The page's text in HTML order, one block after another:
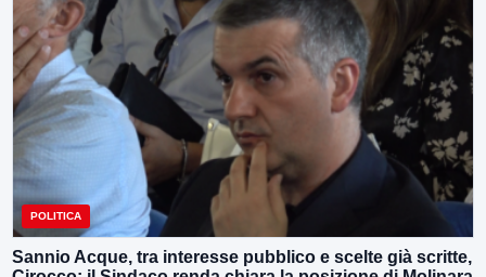
POLITICA
Sannio Acque, tra interesse pubblico e scelte già scritte,